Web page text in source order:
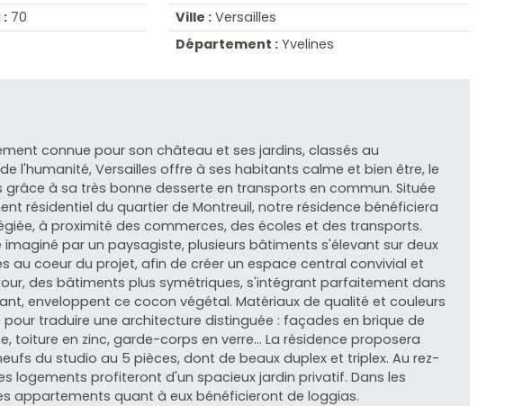
: 70
Ville : Versailles
Département : Yvelines
connue pour son château et ses jardins, classés au
l'humanité, Versailles offre à ses habitants calme et bien être, le
grâce à sa très bonne desserte en transports en commun. Située
résidentiel du quartier de Montreuil, notre résidence bénéficiera
à proximité des commerces, des écoles et des transports.
imaginé par un paysagiste, plusieurs bâtiments s'élevant sur deux
au coeur du projet, afin de créer un espace central convivial et
des bâtiments plus symétriques, s'intégrant parfaitement dans
enveloppent ce cocon végétal. Matériaux de qualité et couleurs
traduire une architecture distinguée : façades en brique de
toiture en zinc, garde-corps en verre... La résidence proposera
du studio au 5 pièces, dont de beaux duplex et triplex. Au rez-
logements profiteront d'un spacieux jardin privatif. Dans les
appartements quant à eux bénéficieront de loggias.